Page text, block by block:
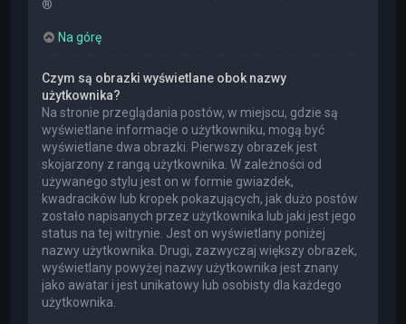
®
Na górę
Czym są obrazki wyświetlane obok nazwy
użytkownika?
Na stronie przeglądania postów, w miejscu, gdzie są
wyświetlane informacje o użytkowniku, mogą być
wyświetlane dwa obrazki. Pierwszy obrazek jest
skojarzony z rangą użytkownika. W zależności od
używanego stylu jest on w formie gwiazdek,
kwadracików lub kropek pokazujących, jak dużo postów
zostało napisanych przez użytkownika lub jaki jest jego
status na tej witrynie. Jest on wyświetlany poniżej
nazwy użytkownika. Drugi, zazwyczaj większy obrazek,
wyświetlany powyżej nazwy użytkownika jest znany
jako awatar i jest unikatowy lub osobisty dla każdego
użytkownika.